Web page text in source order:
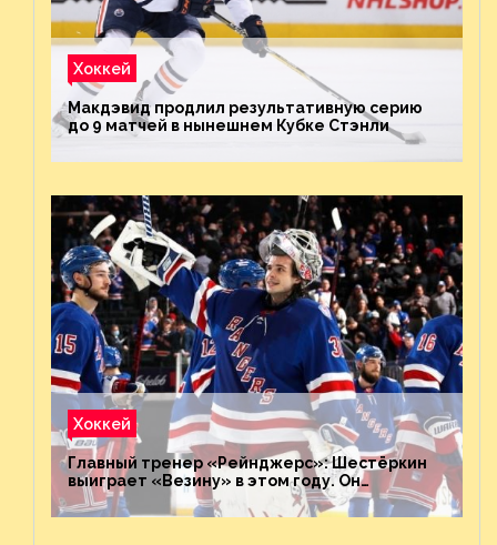
Хоккей
Макдэвид продлил результативную серию
до 9 матчей в нынешнем Кубке Стэнли
Хоккей
Главный тренер «Рейнджерс»: Шестёркин
выиграет «Везину» в этом году. Он
невероятен